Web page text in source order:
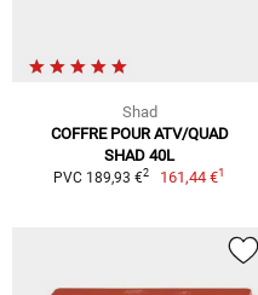
Shad
COFFRE POUR ATV/QUAD
SHAD 40L
PVC 189,93 €2 161,44 €1